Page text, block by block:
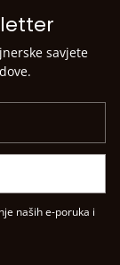
savjete
naših e-poruka i